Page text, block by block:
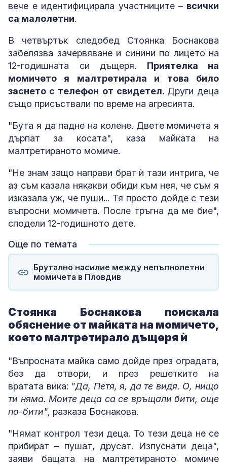
вече е идентифицирала участниците – всички
са малолетни.
В четвъртък следобед Стоянка Боснакова
забелязва зачервяване и синини по лицето на
12-годишната си дъщеря. Приятелка на
момичето я малтретирала и това било
заснето с телефон от свидетел. Други деца
също присъствали по време на агресията.
"Бута я да падне на колене. Двете момичета я
дърпат за косата", каза майката на
малтретираното момиче.
"Не знам защо направи брат ѝ тази интрига, че
аз съм казала някакви обиди към нея, че съм я
изказала уж, че пуши... Тя просто дойде с тези
въпросни момичета. После тръгна да ме бие",
сподели 12-годишното дете.
Още по темата
Брутално насилие между непълнолетни
момичета в Пловдив
Стоянка Боснакова поискала
обяснение от майката на момичето,
което малтретирало дъщеря ѝ
"Въпросната майка само дойде през оградата,
без да отвори, и през решетките на
вратата вика: "Да, Петя, я, да те видя. О, нищо
ти няма. Моите деца са се връщали бити, още
по-бити", разказа Боснакова.
"Нямат контрол тези деца. То тези деца не се
прибират – пушат, друсат. Изпуснати деца",
заяви бащата на малтретираното момиче